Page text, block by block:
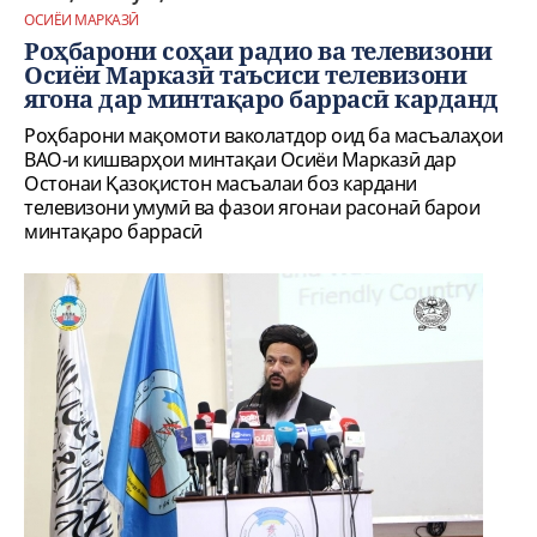
ОСИЁИ МАРКАЗӢ
Роҳбарони соҳаи радио ва телевизони
Осиёи Марказӣ таъсиси телевизони
ягона дар минтақаро баррасӣ карданд
Роҳбарони мақомоти ваколатдор оид ба масъалаҳои
ВАО-и кишварҳои минтақаи Осиёи Марказӣ дар
Остонаи Қазоқистон масъалаи боз кардани
телевизони умумӣ ва фазои ягонаи расонаӣ барои
минтақаро баррасӣ